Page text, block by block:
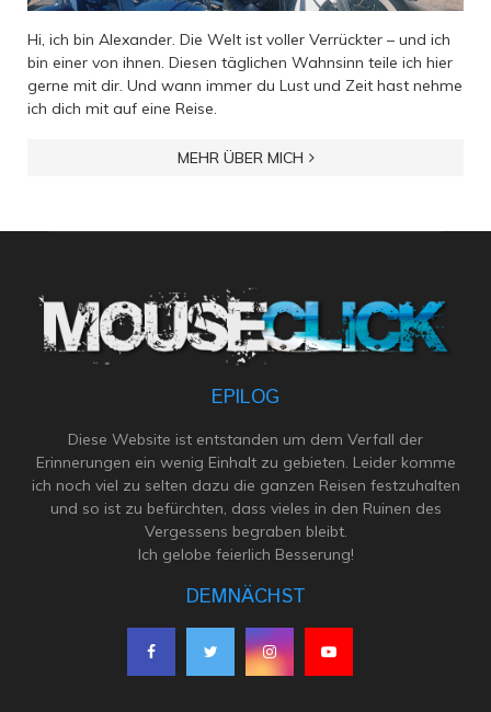
Hi, ich bin Alexander. Die Welt ist voller Verrückter – und ich
bin einer von ihnen. Diesen täglichen Wahnsinn teile ich hier
gerne mit dir. Und wann immer du Lust und Zeit hast nehme
ich dich mit auf eine Reise.
MEHR ÜBER MICH
EPILOG
Diese Website ist entstanden um dem Verfall der
Erinnerungen ein wenig Einhalt zu gebieten. Leider komme
ich noch viel zu selten dazu die ganzen Reisen festzuhalten
und so ist zu befürchten, dass vieles in den Ruinen des
Vergessens begraben bleibt.
Ich gelobe feierlich Besserung!
DEMNÄCHST